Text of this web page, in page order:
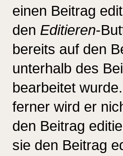
einen Beitrag
den Editieren-
bereits auf den
unterhalb des
bearbeitet
ferner wird er
den Beitrag
sie den Beitrag